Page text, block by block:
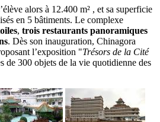
alors à 12.400 m² , et sa superficie
en 5 bâtiments. Le complexe
, trois restaurants panoramiques
. Dès son inauguration, Chinagora
l’exposition "Trésors de la Cité
de 300 objets de la vie quotidienne des